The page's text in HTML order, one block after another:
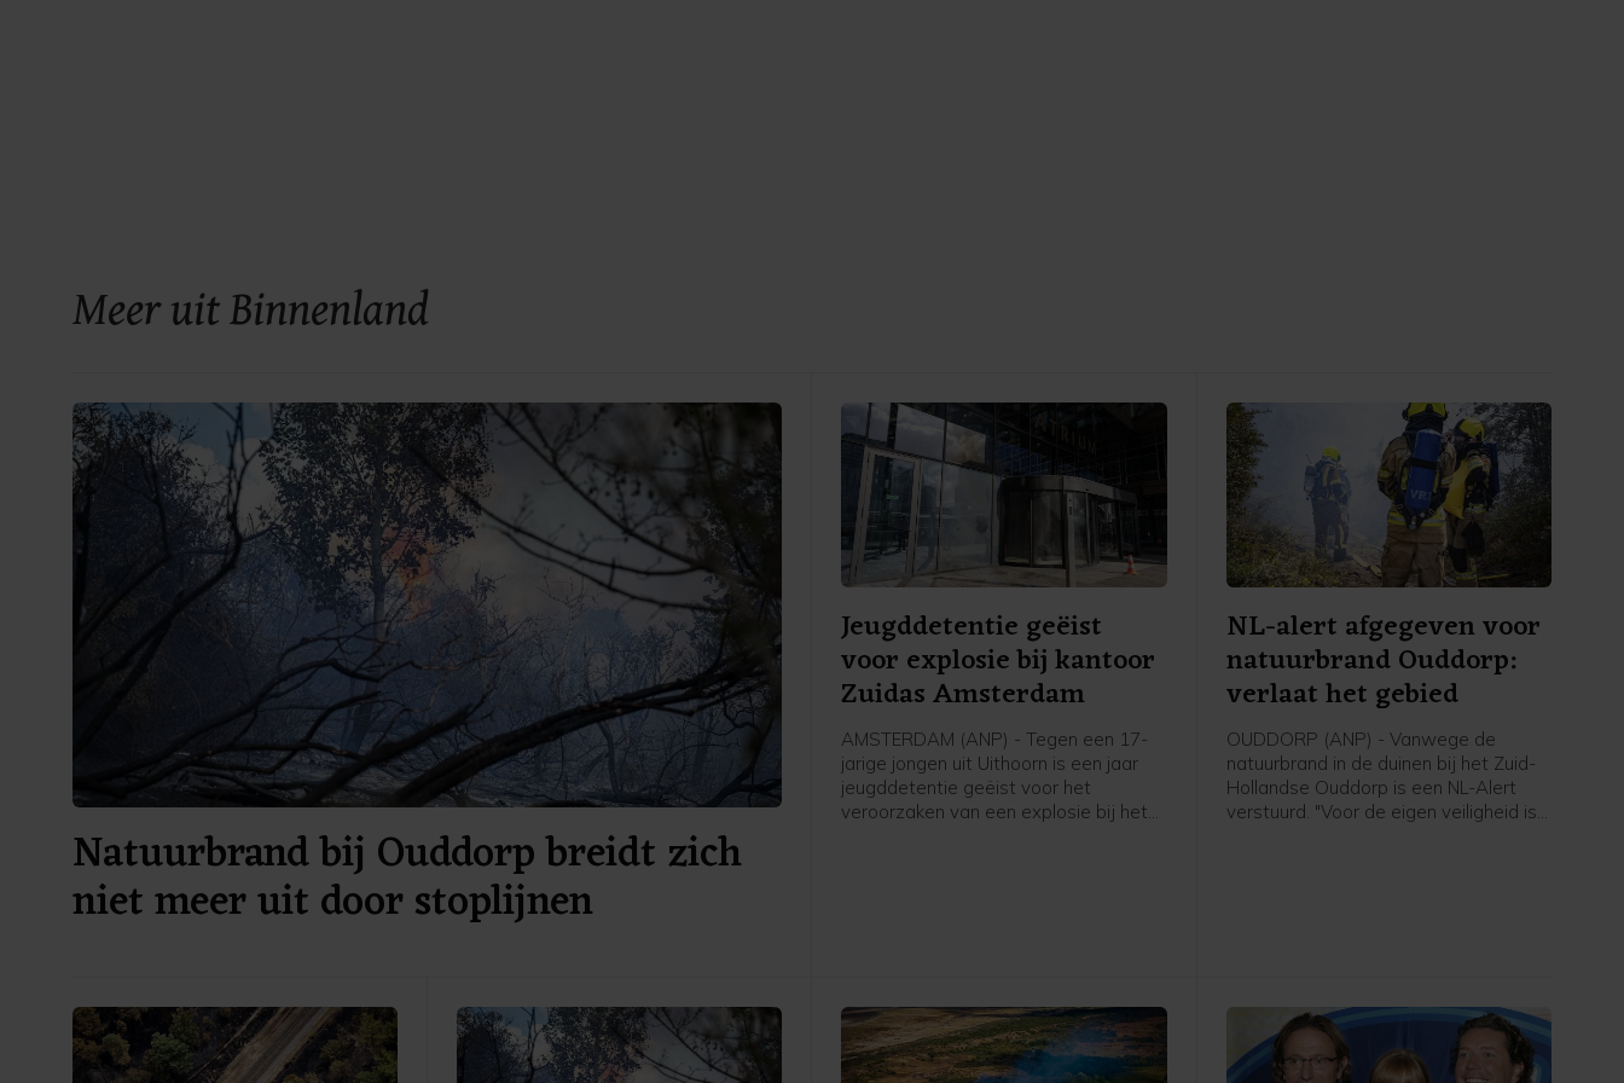
Meer uit Binnenland
Natuurbrand bij Ouddorp breidt zich
niet meer uit door stoplijnen
Jeugddetentie geëist
voor explosie bij kantoor
Zuidas Amsterdam
AMSTERDAM (ANP) - Tegen een 17-
jarige jongen uit Uithoorn is een jaar
jeugddetentie geëist voor het
veroorzaken van een explosie bij het
NL-alert afgegeven voor
natuurbrand Ouddorp:
verlaat het gebied
OUDDORP (ANP) - Vanwege de
natuurbrand in de duinen bij het Zuid-
Hollandse Ouddorp is een NL-Alert
verstuurd. "Voor de eigen veiligheid is